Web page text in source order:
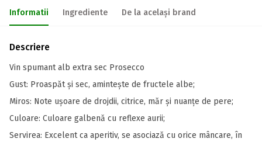
Informatii Ingrediente De la același brand
Descriere
Vin spumant alb extra sec Prosecco
Gust: Proaspăt și sec, amintește de fructele albe;
Miros: Note ușoare de drojdii, citrice, măr și nuanțe de pere;
Culoare: Culoare galbenă cu reflexe aurii;
Servirea: Excelent ca aperitiv, se asociază cu orice mâncare, în